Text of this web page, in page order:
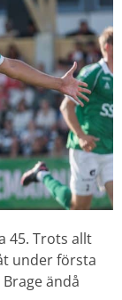
45. Trots allt
under första
ändå